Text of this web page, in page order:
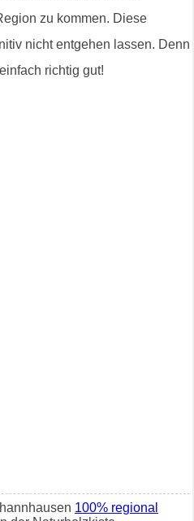
zu kommen. Diese
nicht entgehen lassen. Denn
richtig gut!
100% regional